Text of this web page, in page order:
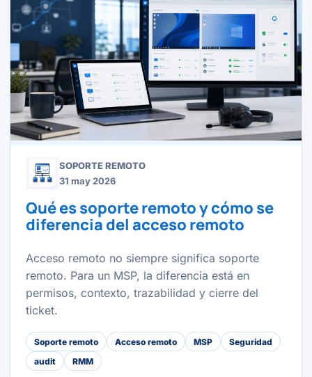
SOPORTE REMOTO
31 may 2026
Qué es soporte remoto y cómo se
diferencia del acceso remoto
Acceso remoto no siempre significa soporte
remoto. Para un MSP, la diferencia está en
permisos, contexto, trazabilidad y cierre del
ticket.
Soporte remoto Acceso remoto MSP
Seguridad
audit
RMM